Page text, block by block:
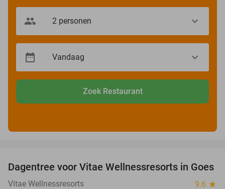
Zoek Restaurant
49%
Dagentree voor Vitae Wellnessresorts in Goes
Vitae Wellnessresorts 9.6 star